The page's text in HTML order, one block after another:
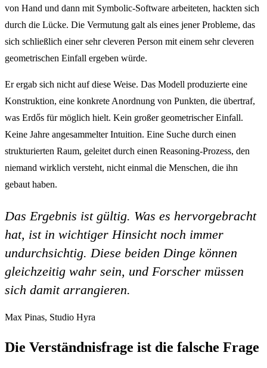
von Hand und dann mit Symbolic-Software arbeiteten, hackten sich
durch die Lücke. Die Vermutung galt als eines jener Probleme, das
sich schließlich einer sehr cleveren Person mit einem sehr cleveren
geometrischen Einfall ergeben würde.
Er ergab sich nicht auf diese Weise. Das Modell produzierte eine
Konstruktion, eine konkrete Anordnung von Punkten, die übertraf,
was Erdős für möglich hielt. Kein großer geometrischer Einfall.
Keine Jahre angesammelter Intuition. Eine Suche durch einen
strukturierten Raum, geleitet durch einen Reasoning-Prozess, den
niemand wirklich versteht, nicht einmal die Menschen, die ihn
gebaut haben.
Das Ergebnis ist gültig. Was es hervorgebracht
hat, ist in wichtiger Hinsicht noch immer
undurchsichtig. Diese beiden Dinge können
gleichzeitig wahr sein, und Forscher müssen
sich damit arrangieren.
Max Pinas, Studio Hyra
Die Verständnisfrage ist die falsche Frage